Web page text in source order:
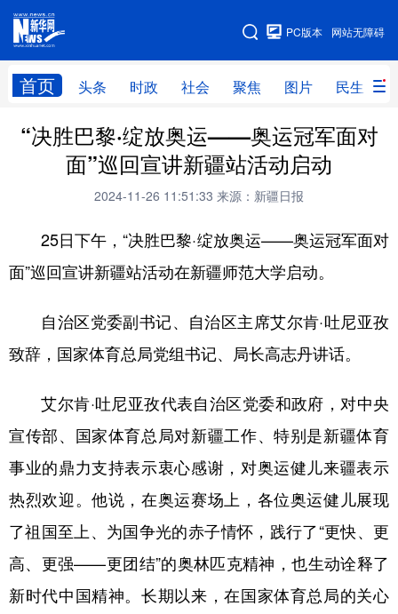
网站无障碍
PC版本
首页 头条 时政 社会 聚焦 图片 民生
网站地图
头条 时政 社会 聚焦
图片 民生 访谈 经济
服务
云游新疆 云端悦读 云看书画 光影新疆
人事频道 融媒体联播 廉政频道 新华视角看新疆
地方频道
辽宁 吉林 上海 江苏
浙江 安徽 福建 江西
山东 河南 湖北 湖南
广东 广西 海南 重庆
四川 贵州 云南 西藏
“决胜巴黎·绽放奥运——奥运冠军面对
面”巡回宣讲新疆站活动启动
2024-11-26 11:51:33 来源：新疆日报
25日下午，“决胜巴黎·绽放奥运——奥运冠军面对
面”巡回宣讲新疆站活动在新疆师范大学启动。
自治区党委副书记、自治区主席艾尔肯·吐尼亚孜
致辞，国家体育总局党组书记、局长高志丹讲话。
艾尔肯·吐尼亚孜代表自治区党委和政府，对中央
宣传部、国家体育总局对新疆工作、特别是新疆体育
事业的鼎力支持表示衷心感谢，对奥运健儿来疆表示
热烈欢迎。他说，在奥运赛场上，各位奥运健儿展现
了祖国至上、为国争光的赤子情怀，践行了“更快、更
高、更强——更团结”的奥林匹克精神，也生动诠释了
新时代中国精神。长期以来，在国家体育总局的关心